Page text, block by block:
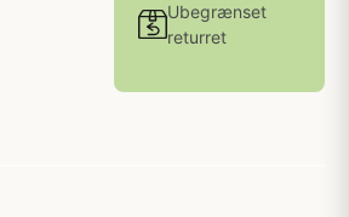
Ubegrænset
returret